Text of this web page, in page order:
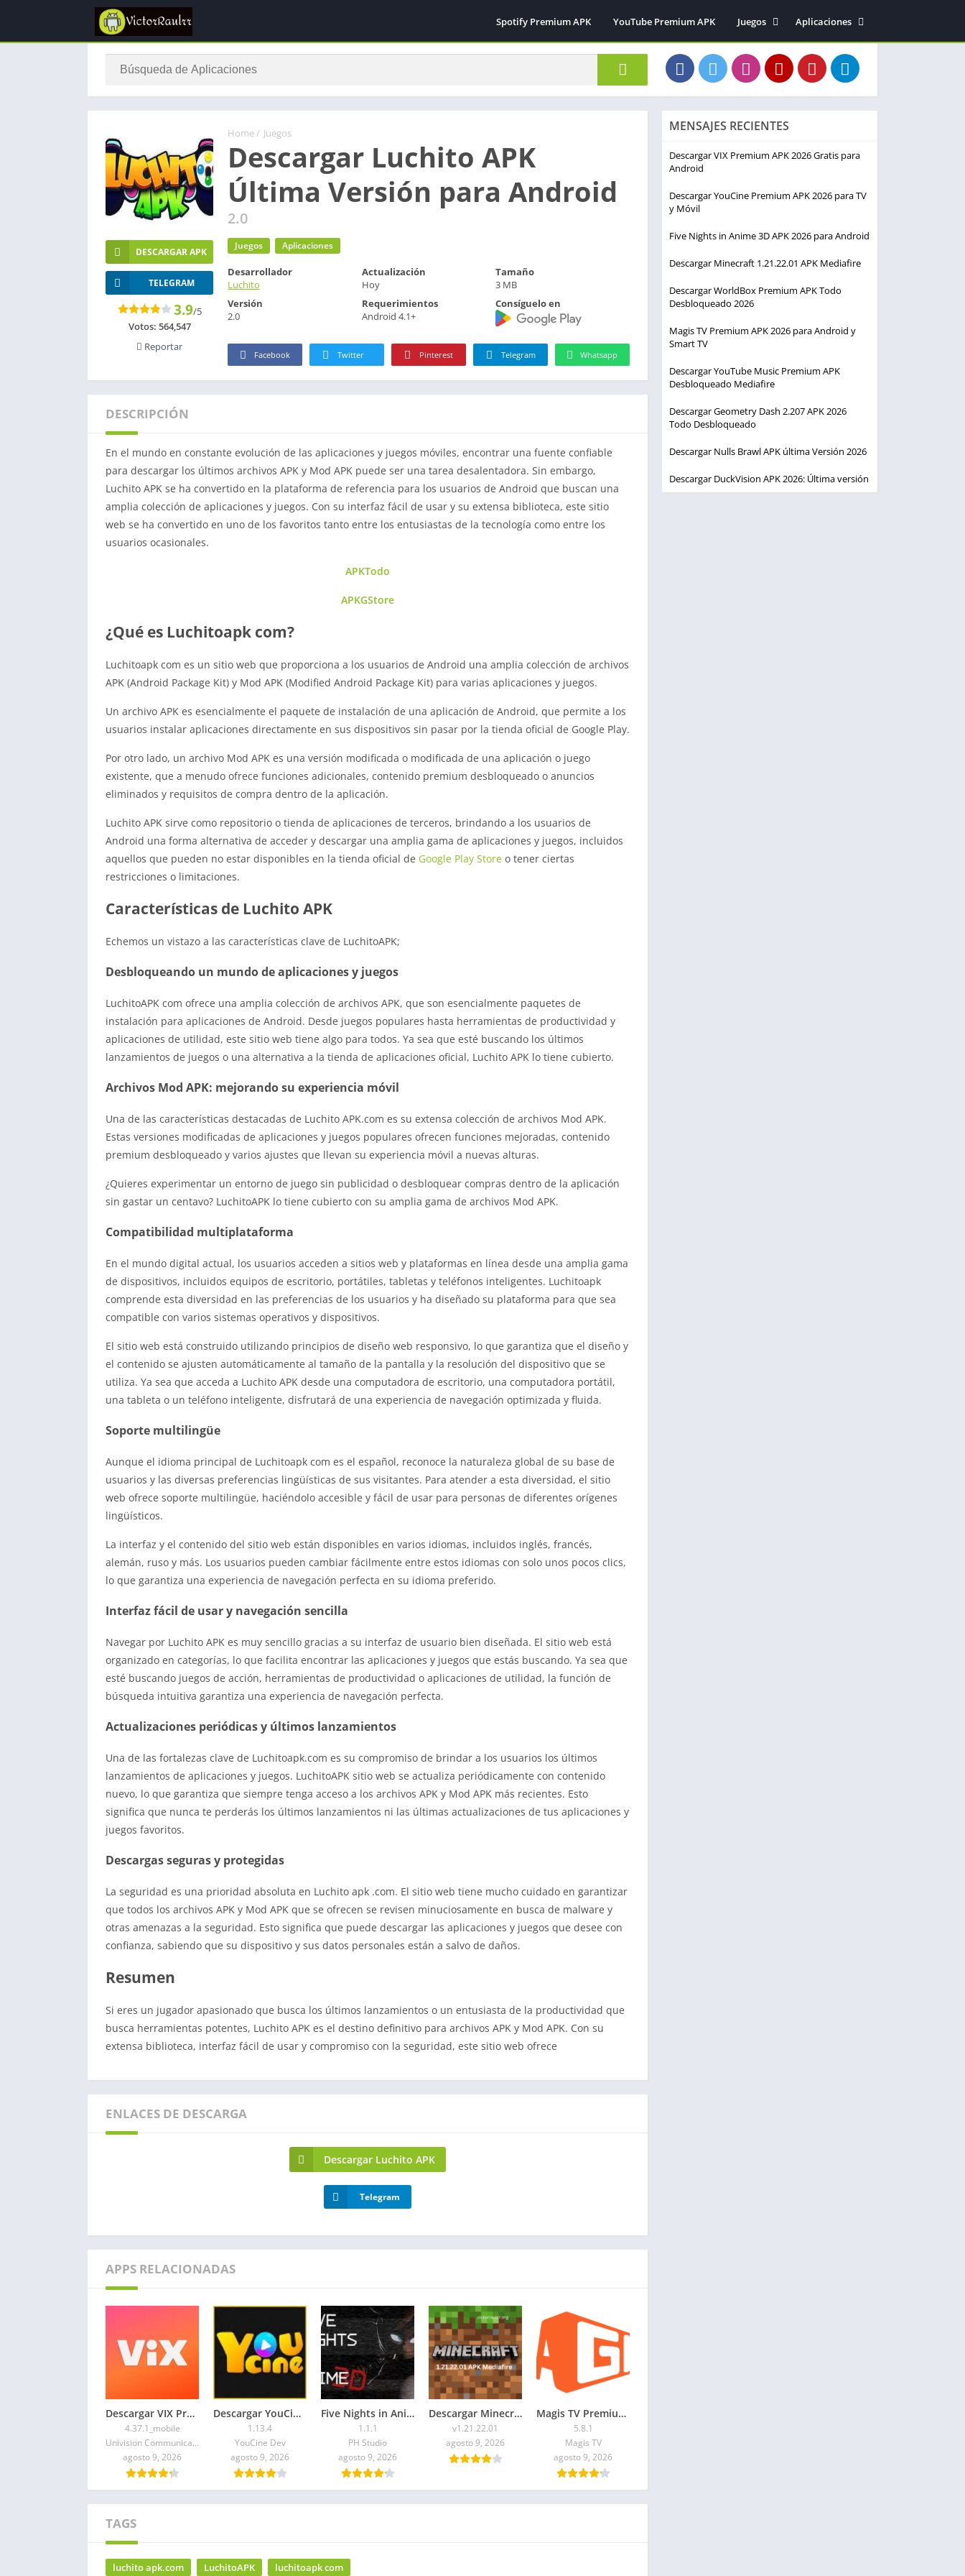
Spotify Premium APK YouTube Premium APK
Juegos
Acción
Arcade
Deportes
Estrategia
Simulación
Aplicaciones
Entretenimiento
Herramientas
Música y audio
Home / Juegos
Descargar Luchito APK
Última Versión para Android
2.0
Juegos Aplicaciones
DESCARGAR APK
TELEGRAM
3.9/5
Votos: 564,547
Reportar
Desarrollador
Luchito
Actualización
Hoy
Tamaño
3 MB
Versión
2.0
Requerimientos
Android 4.1+
Consíguelo en
Facebook Twitter Pinterest Telegram Whatsapp
DESCRIPCIÓN
En el mundo en constante evolución de las aplicaciones y juegos móviles, encontrar una fuente confiable
para descargar los últimos archivos APK y Mod APK puede ser una tarea desalentadora. Sin embargo,
Luchito APK se ha convertido en la plataforma de referencia para los usuarios de Android que buscan una
amplia colección de aplicaciones y juegos. Con su interfaz fácil de usar y su extensa biblioteca, este sitio
web se ha convertido en uno de los favoritos tanto entre los entusiastas de la tecnología como entre los
usuarios ocasionales.
APKTodo
APKGStore
¿Qué es Luchitoapk com?
Luchitoapk com es un sitio web que proporciona a los usuarios de Android una amplia colección de archivos
APK (Android Package Kit) y Mod APK (Modified Android Package Kit) para varias aplicaciones y juegos.
Un archivo APK es esencialmente el paquete de instalación de una aplicación de Android, que permite a los
usuarios instalar aplicaciones directamente en sus dispositivos sin pasar por la tienda oficial de Google Play.
Por otro lado, un archivo Mod APK es una versión modificada o modificada de una aplicación o juego
existente, que a menudo ofrece funciones adicionales, contenido premium desbloqueado o anuncios
eliminados y requisitos de compra dentro de la aplicación.
Luchito APK sirve como repositorio o tienda de aplicaciones de terceros, brindando a los usuarios de
Android una forma alternativa de acceder y descargar una amplia gama de aplicaciones y juegos, incluidos
aquellos que pueden no estar disponibles en la tienda oficial de Google Play Store o tener ciertas
restricciones o limitaciones.
Características de Luchito APK
Echemos un vistazo a las características clave de LuchitoAPK;
Desbloqueando un mundo de aplicaciones y juegos
LuchitoAPK com ofrece una amplia colección de archivos APK, que son esencialmente paquetes de
instalación para aplicaciones de Android. Desde juegos populares hasta herramientas de productividad y
aplicaciones de utilidad, este sitio web tiene algo para todos. Ya sea que esté buscando los últimos
lanzamientos de juegos o una alternativa a la tienda de aplicaciones oficial, Luchito APK lo tiene cubierto.
Archivos Mod APK: mejorando su experiencia móvil
Una de las características destacadas de Luchito APK.com es su extensa colección de archivos Mod APK.
Estas versiones modificadas de aplicaciones y juegos populares ofrecen funciones mejoradas, contenido
premium desbloqueado y varios ajustes que llevan su experiencia móvil a nuevas alturas.
¿Quieres experimentar un entorno de juego sin publicidad o desbloquear compras dentro de la aplicación
sin gastar un centavo? LuchitoAPK lo tiene cubierto con su amplia gama de archivos Mod APK.
Compatibilidad multiplataforma
En el mundo digital actual, los usuarios acceden a sitios web y plataformas en línea desde una amplia gama
de dispositivos, incluidos equipos de escritorio, portátiles, tabletas y teléfonos inteligentes. Luchitoapk
comprende esta diversidad en las preferencias de los usuarios y ha diseñado su plataforma para que sea
compatible con varios sistemas operativos y dispositivos.
El sitio web está construido utilizando principios de diseño web responsivo, lo que garantiza que el diseño y
el contenido se ajusten automáticamente al tamaño de la pantalla y la resolución del dispositivo que se
utiliza. Ya sea que acceda a Luchito APK desde una computadora de escritorio, una computadora portátil,
una tableta o un teléfono inteligente, disfrutará de una experiencia de navegación optimizada y fluida.
Soporte multilingüe
Aunque el idioma principal de Luchitoapk com es el español, reconoce la naturaleza global de su base de
usuarios y las diversas preferencias lingüísticas de sus visitantes. Para atender a esta diversidad, el sitio
web ofrece soporte multilingüe, haciéndolo accesible y fácil de usar para personas de diferentes orígenes
lingüísticos.
La interfaz y el contenido del sitio web están disponibles en varios idiomas, incluidos inglés, francés,
alemán, ruso y más. Los usuarios pueden cambiar fácilmente entre estos idiomas con solo unos pocos clics,
lo que garantiza una experiencia de navegación perfecta en su idioma preferido.
Interfaz fácil de usar y navegación sencilla
Navegar por Luchito APK es muy sencillo gracias a su interfaz de usuario bien diseñada. El sitio web está
organizado en categorías, lo que facilita encontrar las aplicaciones y juegos que estás buscando. Ya sea que
esté buscando juegos de acción, herramientas de productividad o aplicaciones de utilidad, la función de
búsqueda intuitiva garantiza una experiencia de navegación perfecta.
Actualizaciones periódicas y últimos lanzamientos
Una de las fortalezas clave de Luchitoapk.com es su compromiso de brindar a los usuarios los últimos
lanzamientos de aplicaciones y juegos. LuchitoAPK sitio web se actualiza periódicamente con contenido
nuevo, lo que garantiza que siempre tenga acceso a los archivos APK y Mod APK más recientes. Esto
significa que nunca te perderás los últimos lanzamientos ni las últimas actualizaciones de tus aplicaciones y
juegos favoritos.
Descargas seguras y protegidas
La seguridad es una prioridad absoluta en Luchito apk .com. El sitio web tiene mucho cuidado en garantizar
que todos los archivos APK y Mod APK que se ofrecen se revisen minuciosamente en busca de malware y
otras amenazas a la seguridad. Esto significa que puede descargar las aplicaciones y juegos que desee con
confianza, sabiendo que su dispositivo y sus datos personales están a salvo de daños.
Resumen
Si eres un jugador apasionado que busca los últimos lanzamientos o un entusiasta de la productividad que
busca herramientas potentes, Luchito APK es el destino definitivo para archivos APK y Mod APK. Con su
extensa biblioteca, interfaz fácil de usar y compromiso con la seguridad, este sitio web ofrece
ENLACES DE DESCARGA
Descargar Luchito APK
Telegram
APPS RELACIONADAS
Descargar VIX Premium APK 2026 Gratis para Android
4.37.1_mobile
Univision Communications Inc.
agosto 9, 2026
Descargar YouCine Premium APK 2026 para TV y Móvil
1.13.4
YouCine Dev
agosto 9, 2026
Five Nights in Anime 3D APK 2026 para Android
1.1.1
PH Studio
agosto 9, 2026
Descargar Minecraft 1.21.22.01 APK Mediafire
v1.21.22.01
agosto 9, 2026
Magis TV Premium APK 2026 para Android y Smart TV
5.8.1
Magis TV
agosto 9, 2026
TAGS
luchito apk.com LuchitoAPK luchitoapk com
MENSAJES RECIENTES
Descargar VIX Premium APK 2026 Gratis para
Android
Descargar YouCine Premium APK 2026 para TV
y Móvil
Five Nights in Anime 3D APK 2026 para Android
Descargar Minecraft 1.21.22.01 APK Mediafire
Descargar WorldBox Premium APK Todo
Desbloqueado 2026
Magis TV Premium APK 2026 para Android y
Smart TV
Descargar YouTube Music Premium APK
Desbloqueado Mediafire
Descargar Geometry Dash 2.207 APK 2026
Todo Desbloqueado
Descargar Nulls Brawl APK última Versión 2026
Descargar DuckVision APK 2026: Última versión